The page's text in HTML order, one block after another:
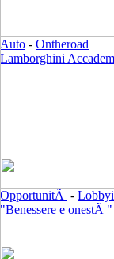
Auto - Ontheroad
Lamborghini
OpportunitÃ -
"Benessere e onestÃ